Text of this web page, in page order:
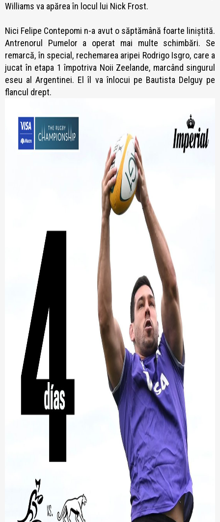
Williams va apărea în locul lui Nick Frost.
Nici Felipe Contepomi n-a avut o săptămână foarte liniștită.
Antrenorul Pumelor a operat mai multe schimbări. Se
remarcă, în special, rechemarea aripei Rodrigo Isgro, care a
jucat în etapa 1 împotriva Noii Zeelande, marcând singurul
eseu al Argentinei. El îl va înlocui pe Bautista Delguy pe
flancul drept.